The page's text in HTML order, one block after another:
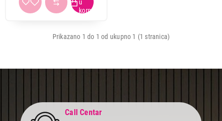
Prikazano 1 do 1 od ukupno 1 (1 stranica)
Call Centar